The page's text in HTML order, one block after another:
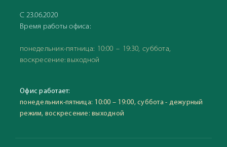
С 23.06.2020
Время работы офиса:
понедельник-пятница: 10:00 – 19:30, суббота,
воскресение: выходной
Офис работает:
понедельник-пятница: 10:00 – 19:00, суббота - дежурный
режим, воскресение: выходной